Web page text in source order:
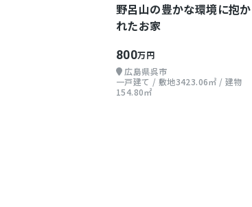
野呂山の豊かな環境に抱か
れたお家
800万円
広島県呉市
一戸建て / 敷地3423.06㎡ / 建物
154.80㎡